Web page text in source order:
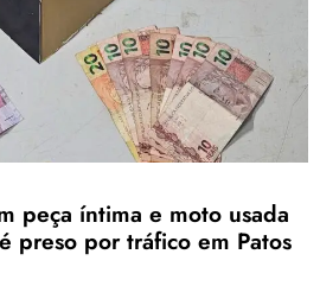
peça íntima e moto usada
preso por tráfico em Patos